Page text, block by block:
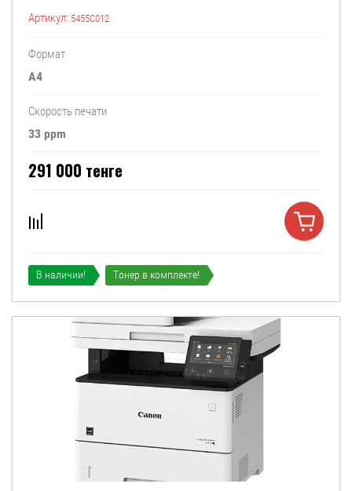
Артикул: 5455C012
Формат
А4
Скорость печати
33 ppm
291 000 тенге
В наличии! Тонер в комплекте!